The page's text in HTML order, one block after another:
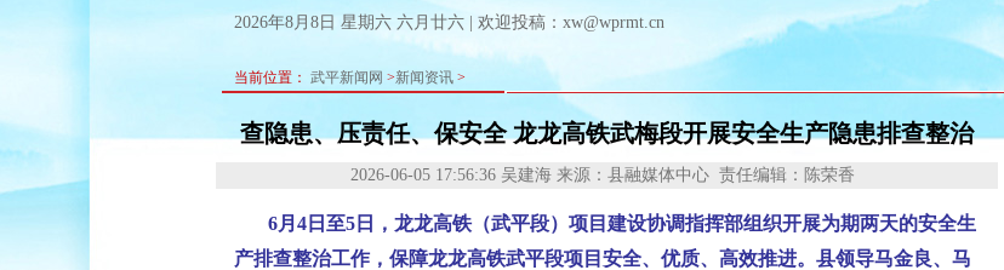
2026年8月8日 星期六 六月廿六 | 欢迎投稿：xw@wprmt.cn
当前位置： 武平新闻网 >新闻资讯 >
查隐患、压责任、保安全 龙龙高铁武梅段开展安全生产隐患排查整治
2026-06-05 17:56:36 吴建海 来源：县融媒体中心 责任编辑：陈荣香
6月4日至5日，龙龙高铁（武平段）项目建设协调指挥部组织开展为期两天的安全生
产排查整治工作，保障龙龙高铁武平段项目安全、优质、高效推进。县领导马金良、马